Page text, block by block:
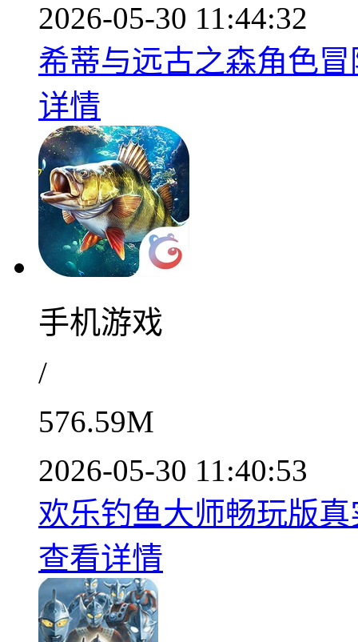
2026-05-30 11:44:32
希蒂与远古之森角色
详情
手机游戏
/
576.59M
2026-05-30 11:40:53
欢乐钓鱼大师畅玩版
查看详情